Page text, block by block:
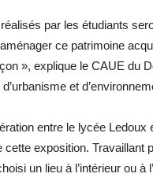
par les étudiants
ce patrimoine
», explique le CAUE du
et
entre le lycée Ledoux
cette exposition. Travaillant
un lieu à l’intérieur ou à